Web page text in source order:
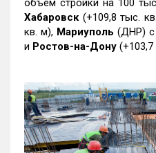
объем стройки на 100
Хабаровск (+109,8 тыс.
кв. м), Мариуполь (ДНР) с
и Ростов-на-Дону